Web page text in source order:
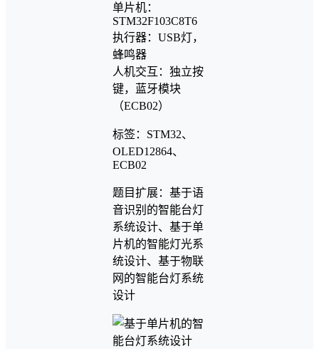
单片机：
STM32F103C8T6
执行器：USB灯，
蜂鸣器
人机交互：独立按
键，蓝牙模块
（ECB02）
标签：STM32、
OLED12864、
ECB02
题目扩展：基于语
音识别的智能台灯
系统设计、基于单
片机的智能灯光系
统设计、基于物联
网的智能台灯系统
设计